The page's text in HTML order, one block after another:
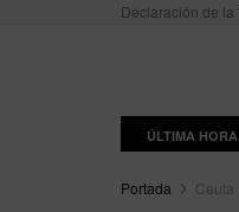
Declaración de la
ÚLTIMA HORA
Portada Ceuta